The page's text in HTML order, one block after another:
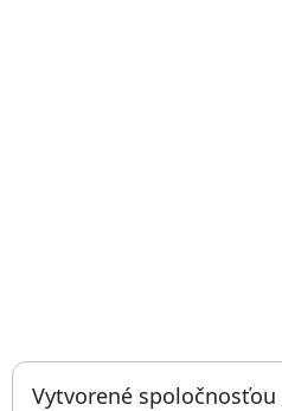
Vytvorené spoločnosťou